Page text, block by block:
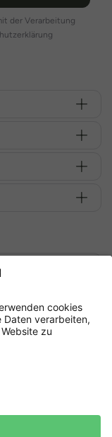
der Verarbeitung